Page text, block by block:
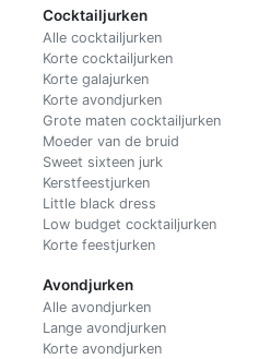
Cocktailjurken
Alle cocktailjurken
Korte cocktailjurken
Korte galajurken
Korte avondjurken
Grote maten cocktailjurken
Moeder van de bruid
Sweet sixteen jurk
Kerstfeestjurken
Little black dress
Low budget cocktailjurken
Korte feestjurken
Avondjurken
Alle avondjurken
Lange avondjurken
Korte avondjurken